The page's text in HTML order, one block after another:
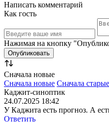
Написать комментарий
Как гость
Нажимая на кнопку
Сначала новые
Сначала новые Сначала старые
Каджит-синоптик
24.07.2025 18:42
У Каджита есть прогноз. А
Ответить